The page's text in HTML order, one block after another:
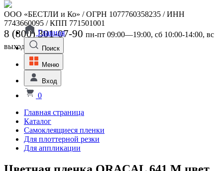
ООО «БЕСТЛИ и Ко» / ОГРН 1077760358235 / ИНН
7743660095 / КПП 771501001
8 (800) 301-07-90 пн-пт 09:00—19:00, сб 10:00-14:00, вс
выходной
Главная
Поиск
Меню
Вход
0
Главная страница
Каталог
Самоклеящиеся пленки
Для плоттерной резки
Для аппликации